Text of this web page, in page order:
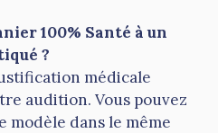
100% Santé à un
?
médicale
audition. Vous pouvez
modèle dans le même